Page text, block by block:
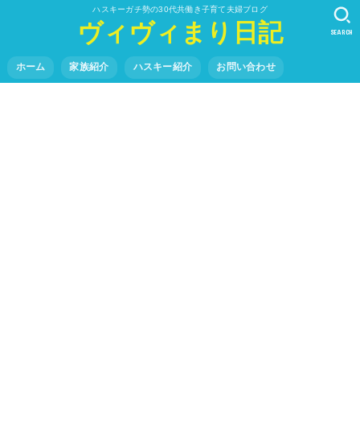
ハスキーガチ勢の30代共働き子育て夫婦ブログ
ヴィヴィまり日記
ホーム 家族紹介 ハスキー紹介 お問い合わせ
SEARCH